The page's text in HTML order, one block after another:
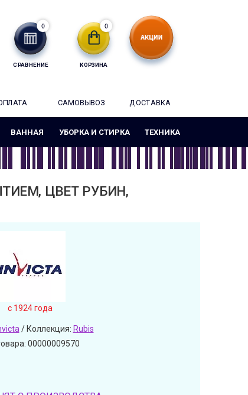
СРАВНЕНИЕ
0
КОРЗИНА
0
САМОВЫВОЗ ДОСТАВКА
ВАННАЯ УБОРКА И СТИРКА ТЕХНИКА
ЦВЕТ РУБИН,
c 1924 года
/ Коллекция: Rubis
00000009570